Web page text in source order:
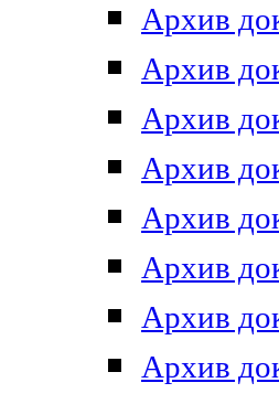
Архив
Архив
Архив
Архив
Архив
Архив
Архив
Архив